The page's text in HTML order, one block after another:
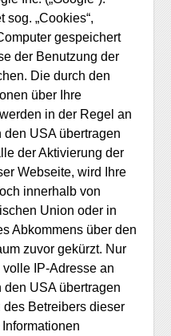
„Cookies“,
gespeichert
der Benutzung der
Die durch den
über Ihre
in der Regel an
USA übertragen
der Aktivierung der
Webseite, wird Ihre
innerhalb von
Union oder in
Abkommens über den
zuvor gekürzt. Nur
IP-Adresse an
USA übertragen
des Betreibers dieser